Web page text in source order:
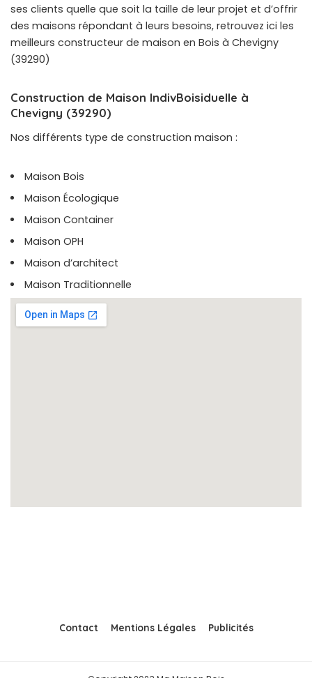
ses clients quelle que soit la taille de leur projet et d’offrir
des maisons répondant à leurs besoins, retrouvez ici les
meilleurs constructeur de maison en Bois à Chevigny
(39290)
Construction de Maison IndivBoisiduelle à
Chevigny (39290)
Nos différents type de construction maison :
Maison Bois
Maison Écologique
Maison Container
Maison OPH
Maison d’architect
Maison Traditionnelle
Contact Mentions Légales Publicités